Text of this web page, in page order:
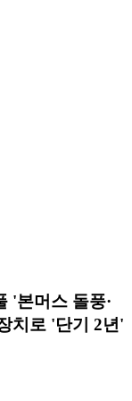
'본머스 돌풍·
치로 '단기 2년'